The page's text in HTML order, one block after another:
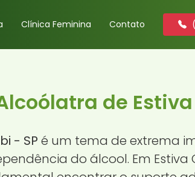
Clínica Feminina Contato
de Estiva
- SP é um tema de extrema
do álcool. Em